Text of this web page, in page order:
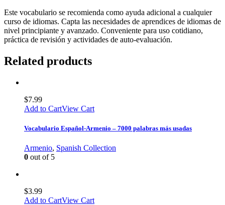
Este vocabulario se recomienda como ayuda adicional a cualquier
curso de idiomas. Capta las necesidades de aprendices de idiomas de
nivel principiante y avanzado. Conveniente para uso cotidiano,
práctica de revisión y actividades de auto-evaluación.
Related products
$7.99
Add to CartView Cart
Vocabulario Español-Armenio – 7000 palabras más usadas
Armenio, Spanish Collection
0 out of 5
$3.99
Add to CartView Cart